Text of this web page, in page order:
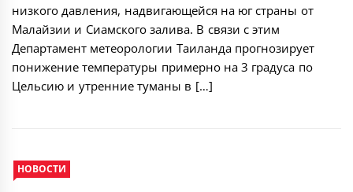
низкого давления, надвигающейся на юг страны от
Малайзии и Сиамского залива. В связи с этим
Департамент метеорологии Таиланда прогнозирует
понижение температуры примерно на 3 градуса по
Цельсию и утренние туманы в […]
НОВОСТИ